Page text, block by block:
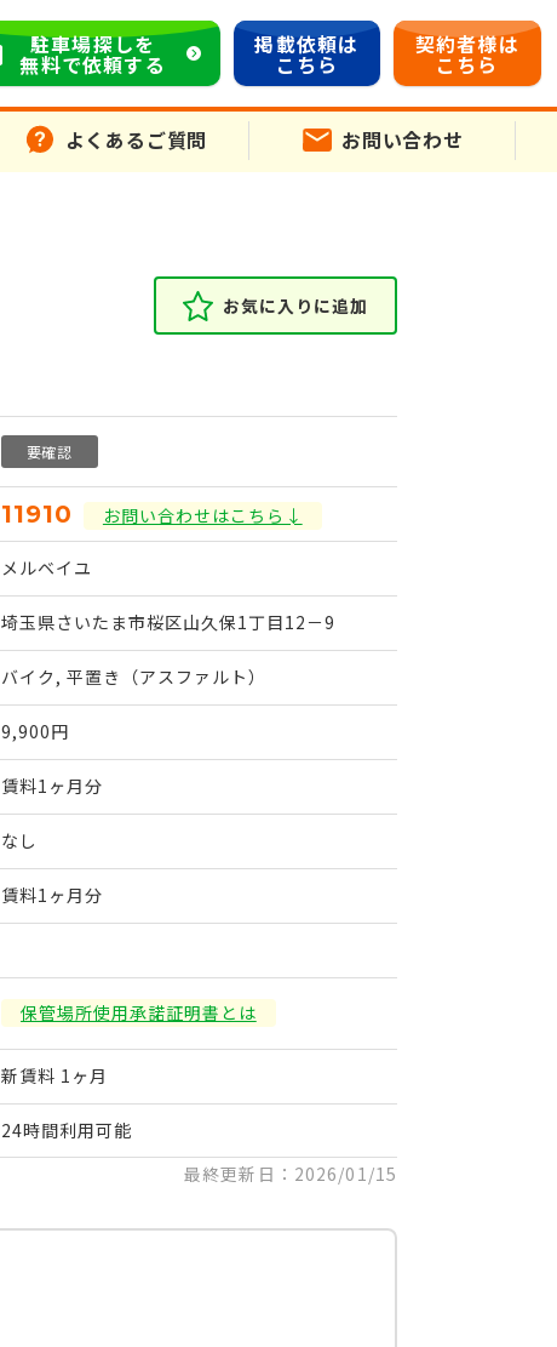
駐車場探しを
無料で依頼する
掲載依頼は
こちら
契約者様は
こちら
よくあるご質問 お問い合わせ
お気に入りに追加
要確認
11910 お問い合わせはこちら↓
メルベイユ
埼玉県さいたま市桜区山久保1丁目12－9
バイク, 平置き（アスファルト）
9,900円
賃料1ヶ月分
なし
賃料1ヶ月分
保管場所使用承諾証明書とは
新賃料 1ヶ月
24時間利用可能
最終更新日：2026/01/15